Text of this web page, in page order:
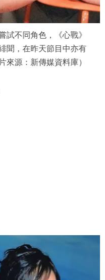
試不同角色，《心戰》
聞，在昨天節目中亦有
來源：新傳媒資料庫）